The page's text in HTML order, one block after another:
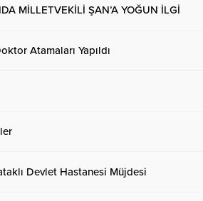
MİLLETVEKİLİ ŞAN’A YOĞUN İLGİ
Atamaları Yapıldı
Devlet Hastanesi Müjdesi